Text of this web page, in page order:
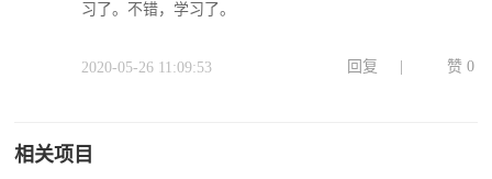
习了。不错，学习了。
2020-05-26 11:09:53 回复 赞 0
相关项目